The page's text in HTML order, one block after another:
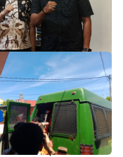
di Gita Bahana
ASN yang Diduga Lakukan
Terhadap 5 Siswa SMA